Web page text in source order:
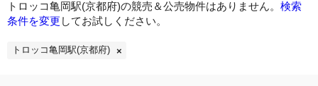
トロッコ亀岡駅(京都府)の競売＆公売物件はありません。 検索
条件を変更 してお試しください。
トロッコ亀岡駅(京都府)